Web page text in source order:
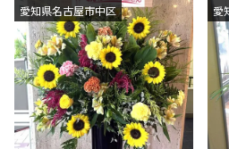
愛知県名古屋市中区 愛